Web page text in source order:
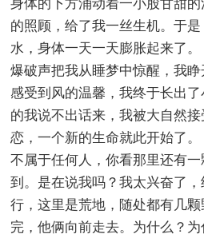
身体的下方涌动着一小股甘甜
的照顾，给了我一丝生机。于
水，身体一天一天膨胀起来了
爆破声把我从睡梦中惊醒，我
感受到风的温馨，我终于长出
的我说不出话来，我被大自然
恋，一个新的生命就此开始了
不属于任何人，你看那里还有
到。是在说我吗？我太兴奋了
行，这里是荒地，随处都有几
完，他俩向前走去。为什么？为